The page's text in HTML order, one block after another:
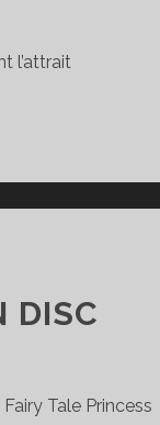
l’attrait
DISC
Tale Princess